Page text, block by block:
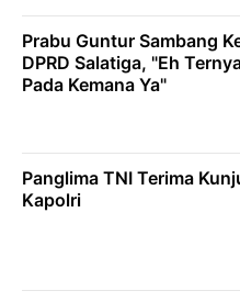
Prabu Guntur Sambang
DPRD Salatiga, "Eh
Pada Kemana Ya"
Panglima TNI Terima
Kapolri